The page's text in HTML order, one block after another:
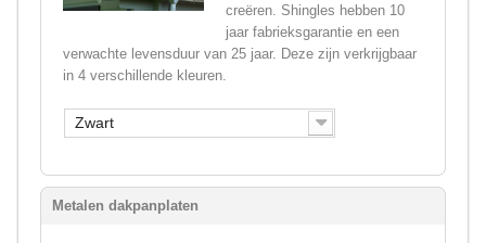
creëren. Shingles hebben 10
jaar fabrieksgarantie en een
verwachte levensduur van 25 jaar. Deze zijn verkrijgbaar
in 4 verschillende kleuren.
Zwart
Metalen dakpanplaten